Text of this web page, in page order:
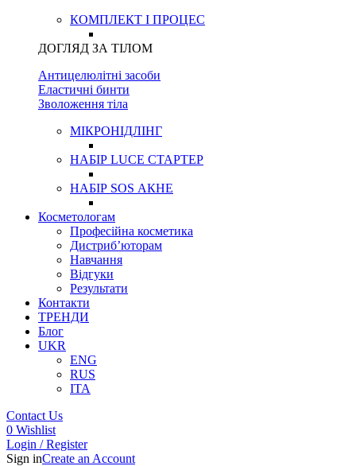
КОМПЛЕКТ І ПРОЦЕС
ДОГЛЯД ЗА ТІЛОМ
Антицелюлітні засоби
Еластичні бинти
Зволоження тіла
МІКРОНІДЛІНГ
НАБІР LUCE СТАРТЕР
НАБІР SOS АКНЕ
Косметологам
Професійна косметика
Дистриб’юторам
Навчання
Відгуки
Результати
Контакти
ТРЕНДИ
Блог
UKR
ENG
RUS
ITA
Contact Us
0 Wishlist
Login / Register
Sign inCreate an Account